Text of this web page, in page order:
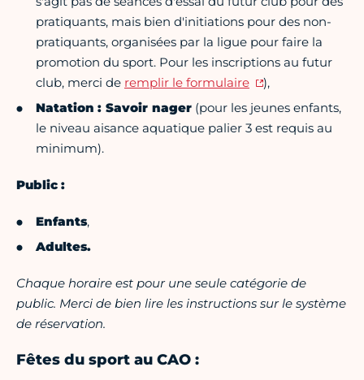
pratiquants, mais bien d'initiations pour des non-
pratiquants, organisées par la ligue pour faire la
promotion du sport. Pour les inscriptions au futur
club, merci de remplir le formulaire
),
Natation : Savoir nager (pour les jeunes enfants,
le niveau aisance aquatique palier 3 est requis au
minimum).
Public :
Enfants,
Adultes.
Chaque horaire est pour une seule catégorie de
public. Merci de bien lire les instructions sur le système
de réservation.
Fêtes du sport au CAO :